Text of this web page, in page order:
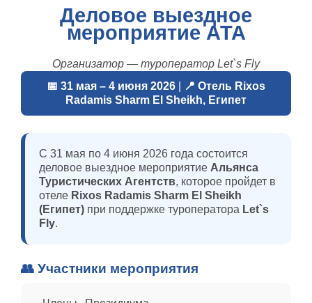
Деловое выездное
мероприятие АТА
Организатор — туроператор Let`s Fly
📅 31 мая – 4 июня 2026
📍 Отель Rixos
Radamis Sharm El Sheikh, Египет
С 31 мая по 4 июня 2026 года состоится
деловое выездное мероприятие Альянса
Туристических Агентств, которое пройдет в
отеле Rixos Radamis Sharm El Sheikh
(Египет) при поддержке туроператора Let`s
Fly.
👥 Участники мероприятия